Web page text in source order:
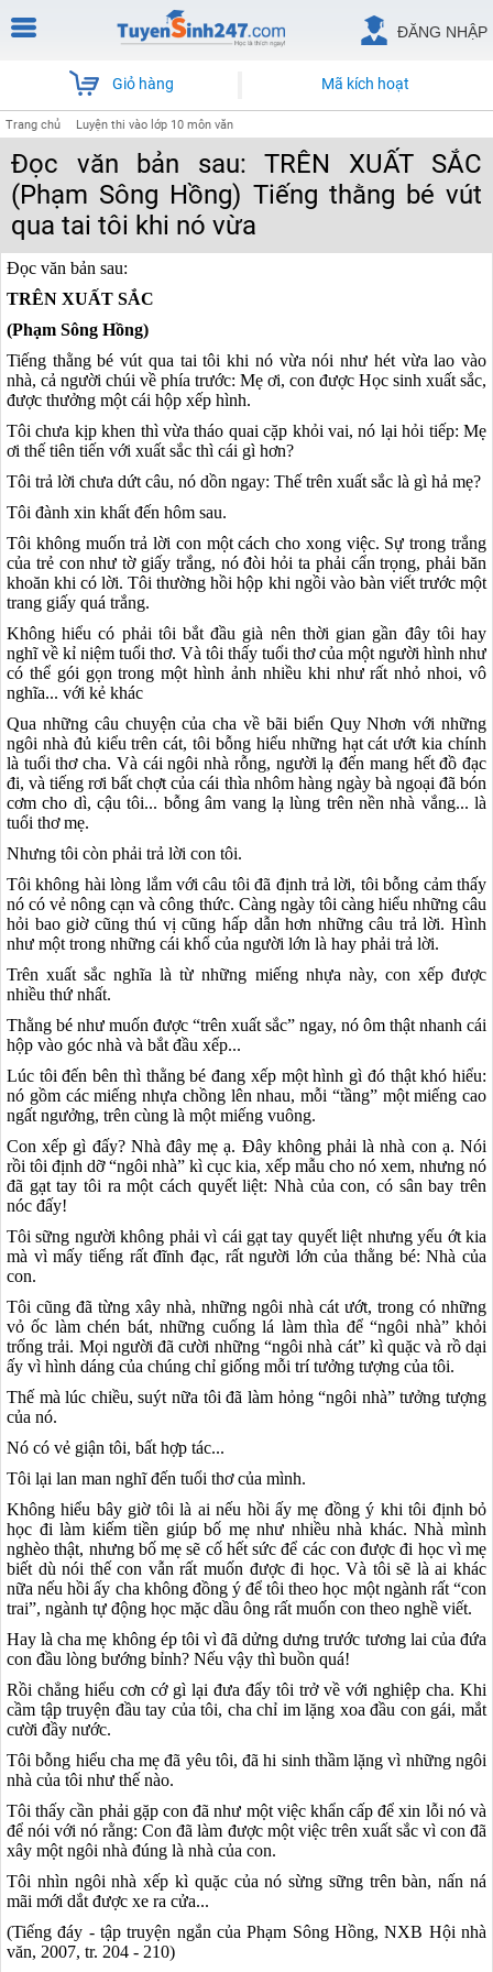
ĐĂNG NHẬP
Giỏ hàng Mã kích hoạt
Trang chủ Luyện thi vào lớp 10 môn văn
Đọc văn bản sau: TRÊN XUẤT SẮC
(Phạm Sông Hồng) Tiếng thằng bé vút
qua tai tôi khi nó vừa
Đọc văn bản sau:
TRÊN XUẤT SẮC
(Phạm Sông Hồng)
Tiếng thằng bé vút qua tai tôi khi nó vừa nói như hét vừa lao vào
nhà, cả người chúi về phía trước: Mẹ ơi, con được Học sinh xuất sắc,
được thưởng một cái hộp xếp hình.
Tôi chưa kịp khen thì vừa tháo quai cặp khỏi vai, nó lại hỏi tiếp: Mẹ
ơi thế tiên tiến với xuất sắc thì cái gì hơn?
Tôi trả lời chưa dứt câu, nó dồn ngay: Thế trên xuất sắc là gì hả mẹ?
Tôi đành xin khất đến hôm sau.
Tôi không muốn trả lời con một cách cho xong việc. Sự trong trắng
của trẻ con như tờ giấy trắng, nó đòi hỏi ta phải cẩn trọng, phải băn
khoăn khi có lời. Tôi thường hồi hộp khi ngồi vào bàn viết trước một
trang giấy quá trắng.
Không hiểu có phải tôi bắt đầu già nên thời gian gần đây tôi hay
nghĩ về kỉ niệm tuổi thơ. Và tôi thấy tuổi thơ của một người hình như
có thể gói gọn trong một hình ảnh nhiều khi như rất nhỏ nhoi, vô
nghĩa... với kẻ khác
Qua những câu chuyện của cha về bãi biển Quy Nhơn với những
ngôi nhà đủ kiểu trên cát, tôi bỗng hiểu những hạt cát ướt kia chính
là tuổi thơ cha. Và cái ngôi nhà rỗng, người lạ đến mang hết đồ đạc
đi, và tiếng rơi bất chợt của cái thìa nhôm hàng ngày bà ngoại đã bón
cơm cho dì, cậu tôi... bỗng âm vang lạ lùng trên nền nhà vắng... là
tuổi thơ mẹ.
Nhưng tôi còn phải trả lời con tôi.
Tôi không hài lòng lắm với câu tôi đã định trả lời, tôi bỗng cảm thấy
nó có vẻ nông cạn và công thức. Càng ngày tôi càng hiểu những câu
hỏi bao giờ cũng thú vị cũng hấp dẫn hơn những câu trả lời. Hình
như một trong những cái khổ của người lớn là hay phải trả lời.
Trên xuất sắc nghĩa là từ những miếng nhựa này, con xếp được
nhiều thứ nhất.
Thằng bé như muốn được “trên xuất sắc” ngay, nó ôm thật nhanh cái
hộp vào góc nhà và bắt đầu xếp...
Lúc tôi đến bên thì thằng bé đang xếp một hình gì đó thật khó hiểu:
nó gồm các miếng nhựa chồng lên nhau, mỗi “tầng” một miếng cao
ngất ngưởng, trên cùng là một miếng vuông.
Con xếp gì đấy? Nhà đây mẹ ạ. Đây không phải là nhà con ạ. Nói
rồi tôi định dỡ “ngôi nhà” kì cục kia, xếp mẫu cho nó xem, nhưng nó
đã gạt tay tôi ra một cách quyết liệt: Nhà của con, có sân bay trên
nóc đấy!
Tôi sững người không phải vì cái gạt tay quyết liệt nhưng yếu ớt kia
mà vì mấy tiếng rất đĩnh đạc, rất người lớn của thằng bé: Nhà của
con.
Tôi cũng đã từng xây nhà, những ngôi nhà cát ướt, trong có những
vỏ ốc làm chén bát, những cuống lá làm thìa để “ngôi nhà” khỏi
trống trải. Mọi người đã cười những “ngôi nhà cát” kì quặc và rồ dại
ấy vì hình dáng của chúng chỉ giống mỗi trí tưởng tượng của tôi.
Thế mà lúc chiều, suýt nữa tôi đã làm hỏng “ngôi nhà” tưởng tượng
của nó.
Nó có vẻ giận tôi, bất hợp tác...
Tôi lại lan man nghĩ đến tuổi thơ của mình.
Không hiểu bây giờ tôi là ai nếu hồi ấy mẹ đồng ý khi tôi định bỏ
học đi làm kiếm tiền giúp bố mẹ như nhiều nhà khác. Nhà mình
nghèo thật, nhưng bố mẹ sẽ cố hết sức để các con được đi học vì mẹ
biết dù nói thế con vẫn rất muốn được đi học. Và tôi sẽ là ai khác
nữa nếu hồi ấy cha không đồng ý để tôi theo học một ngành rất “con
trai”, ngành tự động học mặc dầu ông rất muốn con theo nghề viết.
Hay là cha mẹ không ép tôi vì đã dửng dưng trước tương lai của đứa
con đầu lòng bướng bỉnh? Nếu vậy thì buồn quá!
Rồi chẳng hiểu cơn cớ gì lại đưa đẩy tôi trở về với nghiệp cha. Khi
cầm tập truyện đầu tay của tôi, cha chỉ im lặng xoa đầu con gái, mắt
cười đầy nước.
Tôi bỗng hiểu cha mẹ đã yêu tôi, đã hi sinh thầm lặng vì những ngôi
nhà của tôi như thế nào.
Tôi thấy cần phải gặp con đã như một việc khẩn cấp để xin lỗi nó và
để nói với nó rằng: Con đã làm được một việc trên xuất sắc vì con đã
xây một ngôi nhà đúng là nhà của con.
Tôi nhìn ngôi nhà xếp kì quặc của nó sừng sững trên bàn, nấn ná
mãi mới dắt được xe ra cửa...
(Tiếng đáy - tập truyện ngắn của Phạm Sông Hồng, NXB Hội nhà
văn, 2007, tr. 204 - 210)